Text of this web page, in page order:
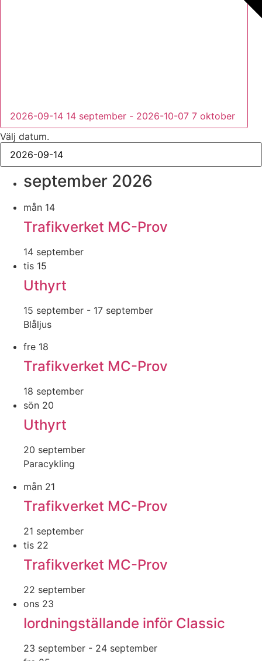
2026-09-14 14 september - 2026-10-07 7 oktober
Välj datum.
september 2026
mån 14
Trafikverket MC-Prov
14 september
tis 15
Uthyrt
15 september - 17 september
Blåljus
fre 18
Trafikverket MC-Prov
18 september
sön 20
Uthyrt
20 september
Paracykling
mån 21
Trafikverket MC-Prov
21 september
tis 22
Trafikverket MC-Prov
22 september
ons 23
Iordningställande inför Classic
23 september - 24 september